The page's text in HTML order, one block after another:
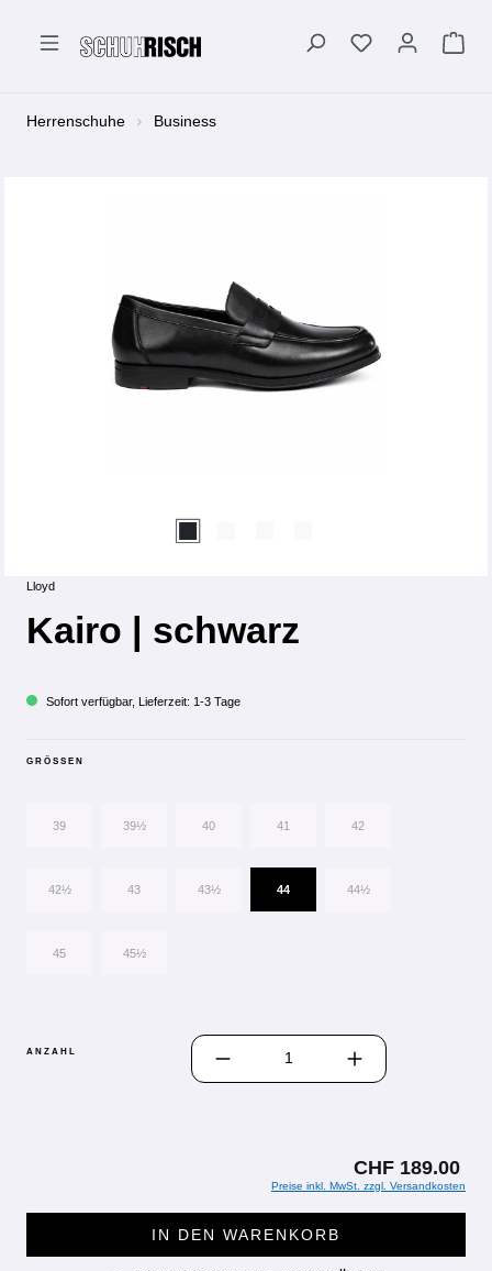
Herrenschuhe Business
Lloyd
Kairo | schwarz
Sofort verfügbar, Lieferzeit: 1-3 Tage
GRÖSSEN
39 39½ 40 41 42
42½ 43 43½ 44 44½
45 45½
ANZAHL
PRODUKT ANZAHL: GIB DEN
CHF 189.00
Preise inkl. MwSt. zzgl. Versandkosten
IN DEN WARENKORB